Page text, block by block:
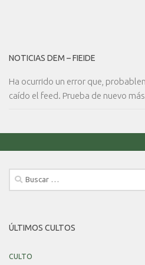
NOTICIAS DEM – FIEIDE
Ha ocurrido un error que,
caído el feed. Prueba de nuevo
Buscar:
ÚLTIMOS CULTOS
CULTO